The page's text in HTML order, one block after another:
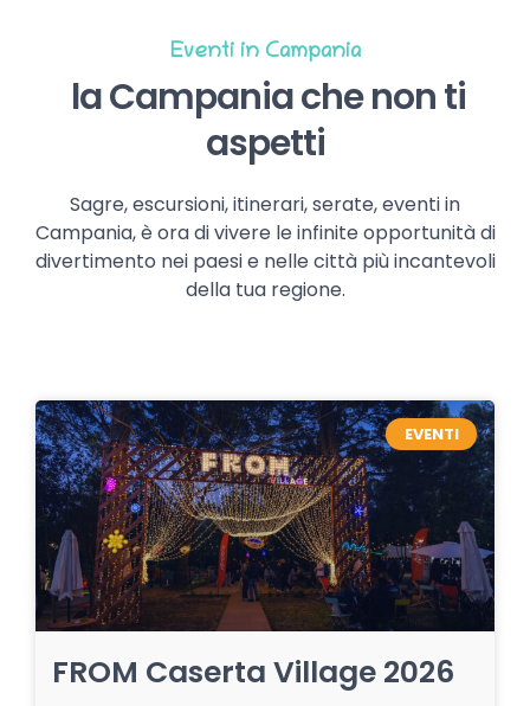
Eventi in Campania
la Campania che non ti
aspetti
Sagre, escursioni, itinerari, serate, eventi in
Campania, è ora di vivere le infinite opportunità di
divertimento nei paesi e nelle città più incantevoli
della tua regione.
EVENTI
FROM Caserta Village 2026